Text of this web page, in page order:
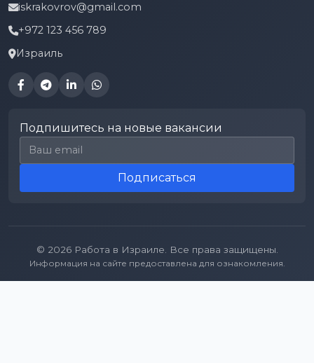
iskrakovrov@gmail.com
+972 123 456 789
Израиль
Подпишитесь на новые вакансии
Email для подписки
Подписаться
© 2026 Работа в Израиле. Все права защищены.
Информация на сайте предоставлена для ознакомления.